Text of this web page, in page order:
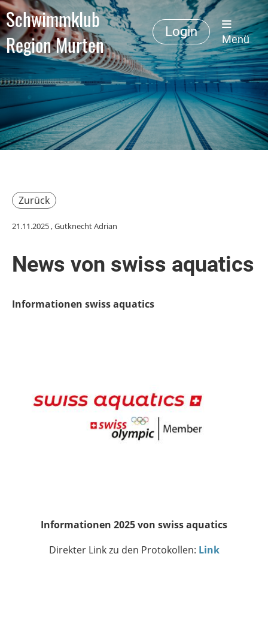
Schwimmklub
Region Murten
Login
Menü
Zurück
21.11.2025, Gutknecht Adrian
News von swiss aquatics
Informationen swiss aquatics
Informationen 2025 von swiss aquatics
Direkter Link zu den Protokollen: Link